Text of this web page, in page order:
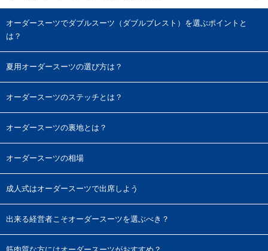
オーダースーツでダブルスーツ（ダブルブレスト）を選ぶポイントと
は？
夏用オーダースーツの選び方は？
オーダースーツのステッチとは？
オーダースーツの裏地とは？
オーダースーツの相場
成人式はオーダースーツで出席しよう
出来る経営者こそオーダースーツを選ぶべき？